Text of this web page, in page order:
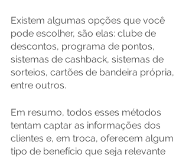
Existem algumas opções que você
pode escolher, são elas: clube de
descontos, programa de pontos,
sistemas de cashback, sistemas de
sorteios, cartões de bandeira própria,
entre outros.
Em resumo, todos esses métodos
tentam captar as informações dos
clientes e, em troca, oferecem algum
tipo de benefício que seja relevante